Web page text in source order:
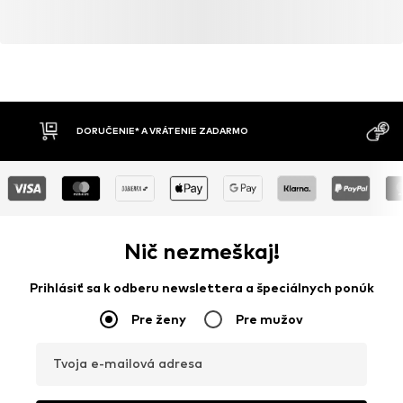
DORUČENIE* A VRÁTENIE ZADARMO
Nič nezmeškaj!
Prihlásiť sa k odberu newslettera a špeciálnych ponúk
Pre ženy Pre mužov
Tvoja e-mailová adresa